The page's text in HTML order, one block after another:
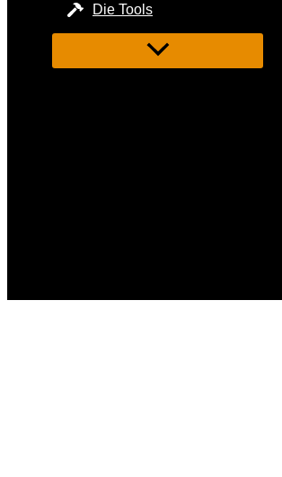
Die Tools